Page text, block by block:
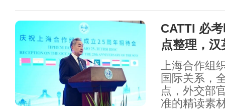
CATTI 必
点整理，
上海合作组
国际关系，
点，外交部
准的精读素